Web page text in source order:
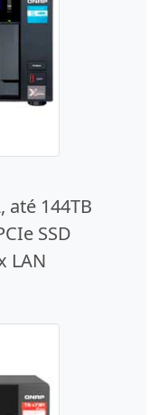
até 144TB
SSD
LAN